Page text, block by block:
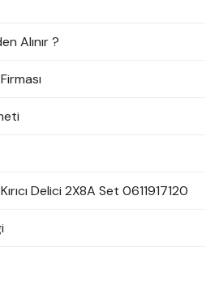
Alınır ?
Delici 2X8A Set 0611917120